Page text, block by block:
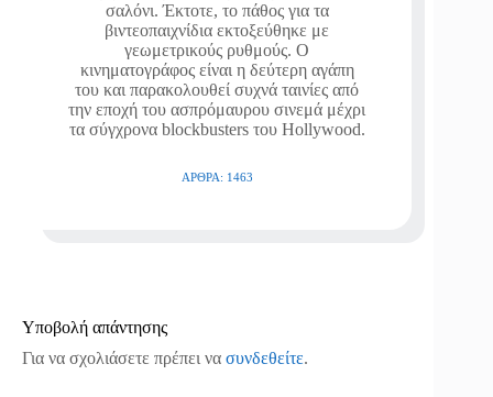
σαλόνι. Έκτοτε, το πάθος για τα
βιντεοπαιχνίδια εκτοξεύθηκε με
γεωμετρικούς ρυθμούς. Ο
κινηματογράφος είναι η δεύτερη αγάπη
του και παρακολουθεί συχνά ταινίες από
την εποχή του ασπρόμαυρου σινεμά μέχρι
τα σύγχρονα blockbusters του Hollywood.
ΆΡΘΡΑ: 1463
Υποβολή απάντησης
Για να σχολιάσετε πρέπει να συνδεθείτε.